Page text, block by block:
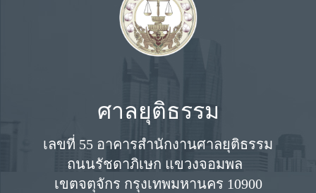
ศาลยุติธรรม
เลขที่ 55 อาคารสำนักงานศาลยุติธรรม
ถนนรัชดาภิเษก แขวงจอมพล
เขตจตุจักร กรุงเทพมหานคร 10900